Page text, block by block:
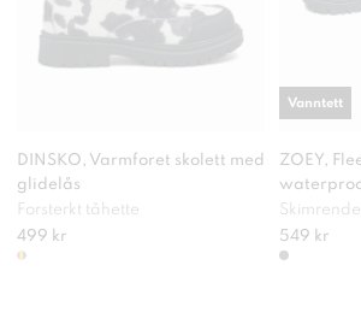
DINSKO, Varmforet skolett med
glidelås
Forsterkt tåhette
499 kr
ZOEY,
Skimrende
549 kr
Vanntett